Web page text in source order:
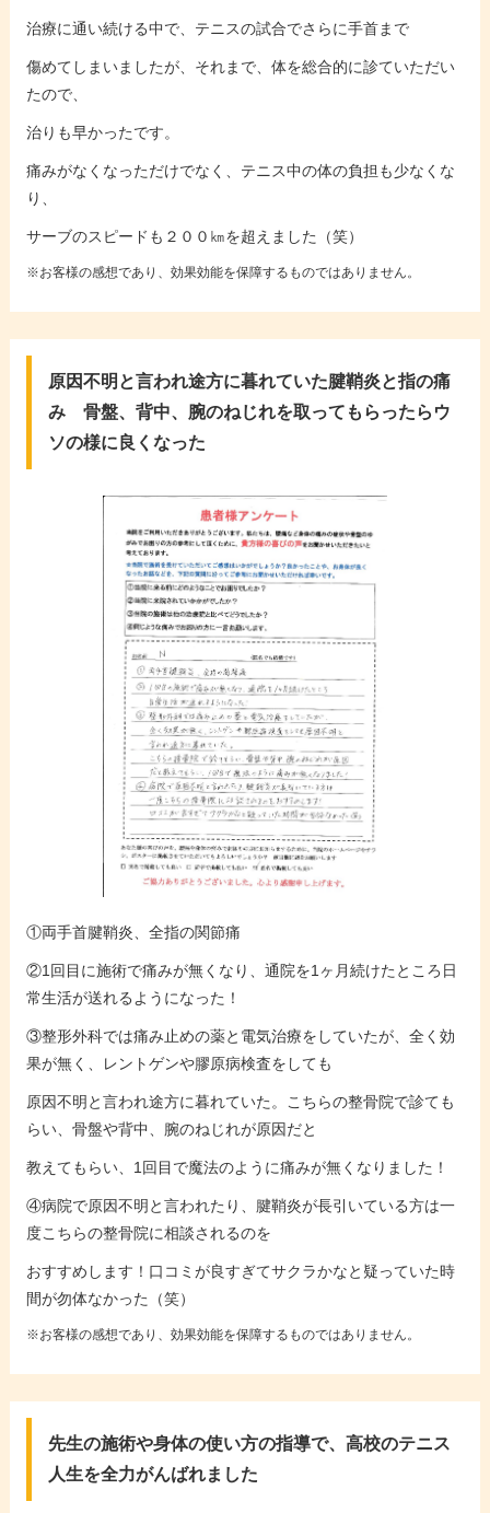
治療に通い続ける中で、テニスの試合でさらに手首まで
傷めてしまいましたが、それまで、体を総合的に診ていただい
たので、
治りも早かったです。
痛みがなくなっただけでなく、テニス中の体の負担も少なくな
り、
サーブのスピードも２００㎞を超えました（笑）
※お客様の感想であり、効果効能を保障するものではありません。
原因不明と言われ途方に暮れていた腱鞘炎と指の痛
み 骨盤、背中、腕のねじれを取ってもらったらウ
ソの様に良くなった
①両手首腱鞘炎、全指の関節痛
②1回目に施術で痛みが無くなり、通院を1ヶ月続けたところ日
常生活が送れるようになった！
③整形外科では痛み止めの薬と電気治療をしていたが、全く効
果が無く、レントゲンや膠原病検査をしても
原因不明と言われ途方に暮れていた。こちらの整骨院で診ても
らい、骨盤や背中、腕のねじれが原因だと
教えてもらい、1回目で魔法のように痛みが無くなりました！
④病院で原因不明と言われたり、腱鞘炎が長引いている方は一
度こちらの整骨院に相談されるのを
おすすめします！口コミが良すぎてサクラかなと疑っていた時
間が勿体なかった（笑）
※お客様の感想であり、効果効能を保障するものではありません。
先生の施術や身体の使い方の指導で、高校のテニス
人生を全力がんばれました